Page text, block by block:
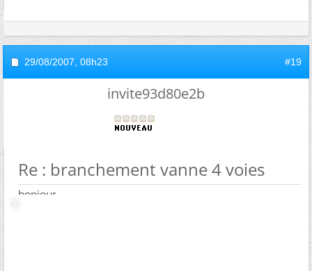
29/08/2007, 08h23 #19
invite93d80e2b
Re : branchement vanne 4 voies
bonjour,